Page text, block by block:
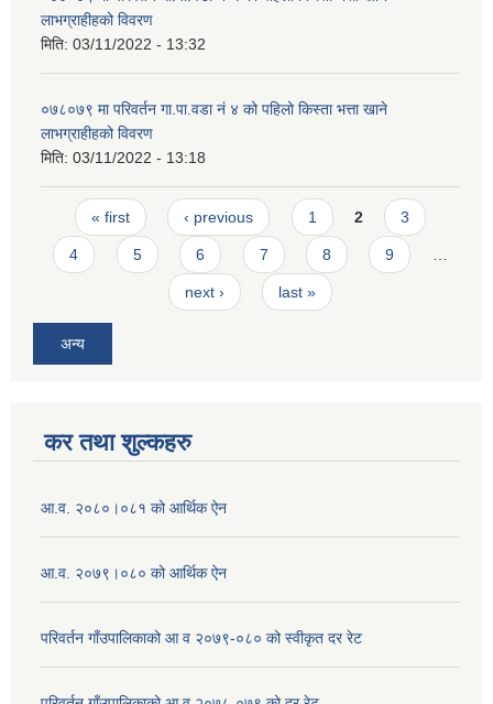
लाभग्राहीहको विवरण
मिति: 03/11/2022 - 13:32
०७८०७९ मा परिवर्तन गा.पा.वडा नं ४ को पहिलो किस्ता भत्ता खाने
लाभग्राहीहको विवरण
मिति: 03/11/2022 - 13:18
Pages
« first ‹ previous 1 2 3
4 5 6 7 8 9 …
next › last »
अन्य
कर तथा शुल्कहरु
आ.व. २०८०।०८१ को आर्थिक ऐन
आ.व. २०७९।०८० को आर्थिक ऐन
परिवर्तन गाँउपालिकाको आ व २०७९-०८० को स्वीकृत दर रेट